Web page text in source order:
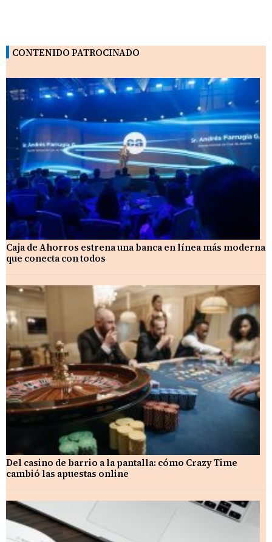
CONTENIDO PATROCINADO
Caja de Ahorros estrena una banca en línea más moderna
que conecta con todos
Del casino de barrio a la pantalla: cómo Crazy Time
cambió las apuestas online